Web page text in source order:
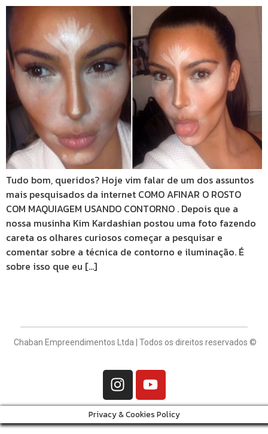
Tudo bom, queridos? Hoje vim falar de um dos assuntos
mais pesquisados da internet COMO AFINAR O ROSTO
COM MAQUIAGEM USANDO CONTORNO . Depois que a
nossa musinha Kim Kardashian postou uma foto fazendo
careta os olhares curiosos começar a pesquisar e
comentar sobre a técnica de contorno e iluminação. É
sobre isso que eu […]
Chaban Empreendimentos Ltda | Todos os direitos reservados ©
Privacy & Cookies Policy